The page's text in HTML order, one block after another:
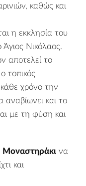
καθώς και
η εκκλησία του
Άγιος Νικόλαος.
αποτελεί το
τοπικός
κάθε χρόνο την
αναβίωνει και το
με τη φύση και
Μοναστηράκι να
και